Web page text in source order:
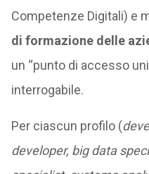
Competenze Digitali) e
di formazione delle
un “punto di accesso
interrogabile.
Per ciascun profilo (
developer, big data